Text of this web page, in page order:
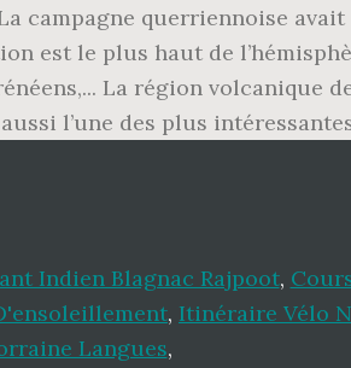
Indien Blagnac Rajpoot,
, Itinéraire Vélo
Langues,